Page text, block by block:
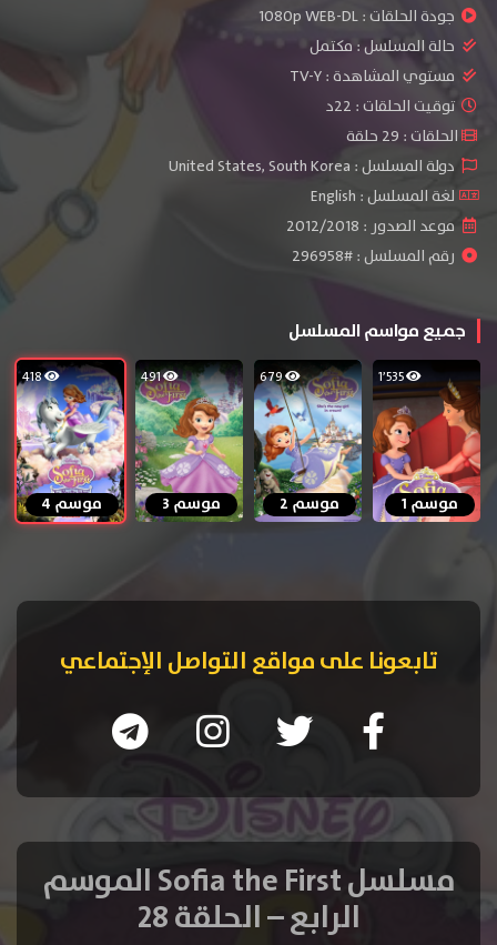
جودة الحلقات :1080p WEB-DL
حالة المسلسل : مكتمل
مستوي المشاهدة :TV-Y
توقيت الحلقات : 22د
الحلقات : 29 حلقة
دولة المسلسل : United States, South Korea
لغة المسلسل : English
موعد الصدور : 2012/2018
رقم المسلسل : #296958
جميع مواسم المسلسل
موسم 1
679
موسم 2
491
موسم 3
418
موسم 4
تابعونا على مواقع التواصل الإجتماعي
مسلسل Sofia the First الموسم
الرابع – الحلقة 28